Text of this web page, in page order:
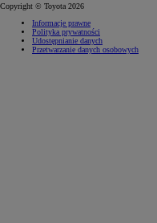
Copyright © Toyota 2026
Informacje prawne
Polityka prywatności
Udostępnianie danych
Przetwarzanie danych osobowych